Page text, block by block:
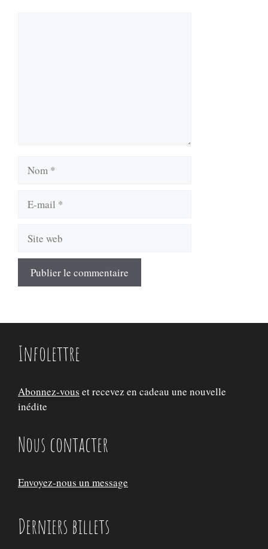
Nom
Site
Infolettre
Abonnez-vous et recevez en cadeau une nouvelle
inédite
Nous contacter
Envoyez-nous un message
Derniers billets